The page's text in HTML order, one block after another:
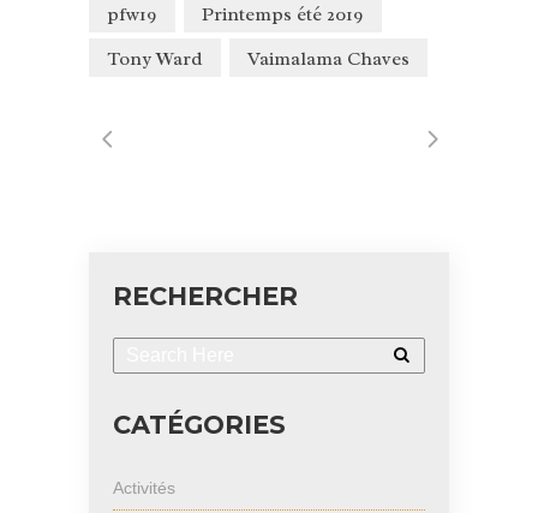
pfw19
Printemps été 2019
Tony Ward
Vaimalama Chaves
RECHERCHER
CATÉGORIES
Activités